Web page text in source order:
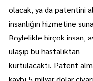
olacak, ya da patentini
insanlığın hizmetine
Böylelikle birçok insan,
ulaşıp bu hastalıktan
kurtulacaktı. Patent
kaybı 5 milyar dolar